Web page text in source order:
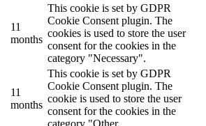
11
months
This cookie is set by GDPR
Cookie Consent plugin. The
cookies is used to store the user
consent for the cookies in the
category "Necessary".
11
months
This cookie is set by GDPR
Cookie Consent plugin. The
cookie is used to store the user
consent for the cookies in the